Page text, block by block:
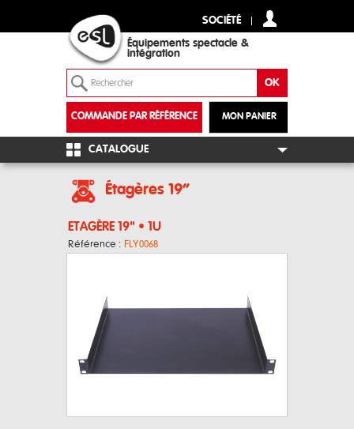
SOCIÉTÉ
Équipements spectacle &
intégration
MON PANIER
COMMANDE PAR RÉFÉRENCE
+
CATALOGUE
Étagères 19“
ETAGÈRE 19" • 1U
Référence : FLY0068